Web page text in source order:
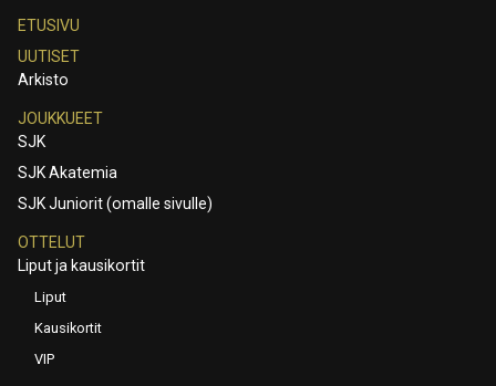
ETUSIVU
UUTISET
Arkisto
JOUKKUEET
SJK
SJK Akatemia
SJK Juniorit (omalle sivulle)
OTTELUT
Liput ja kausikortit
Liput
Kausikortit
VIP